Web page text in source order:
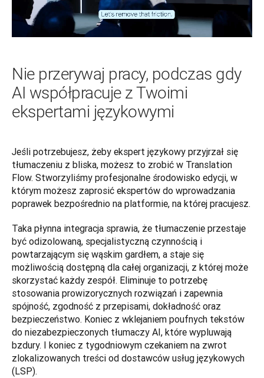
Nie przerywaj pracy, podczas gdy
AI współpracuje z Twoimi
ekspertami językowymi
Jeśli potrzebujesz, żeby ekspert językowy przyjrzał się
tłumaczeniu z bliska, możesz to zrobić w Translation
Flow. Stworzyliśmy profesjonalne środowisko edycji, w
którym możesz zaprosić ekspertów do wprowadzania
poprawek bezpośrednio na platformie, na której pracujesz.
Taka płynna integracja sprawia, że tłumaczenie przestaje
być odizolowaną, specjalistyczną czynnością i
powtarzającym się wąskim gardłem, a staje się
możliwością dostępną dla całej organizacji, z której może
skorzystać każdy zespół. Eliminuje to potrzebę
stosowania prowizorycznych rozwiązań i zapewnia
spójność, zgodność z przepisami, dokładność oraz
bezpieczeństwo. Koniec z wklejaniem poufnych tekstów
do niezabezpieczonych tłumaczy AI, które wypluwają
bzdury. I koniec z tygodniowym czekaniem na zwrot
zlokalizowanych treści od dostawców usług językowych
(LSP).